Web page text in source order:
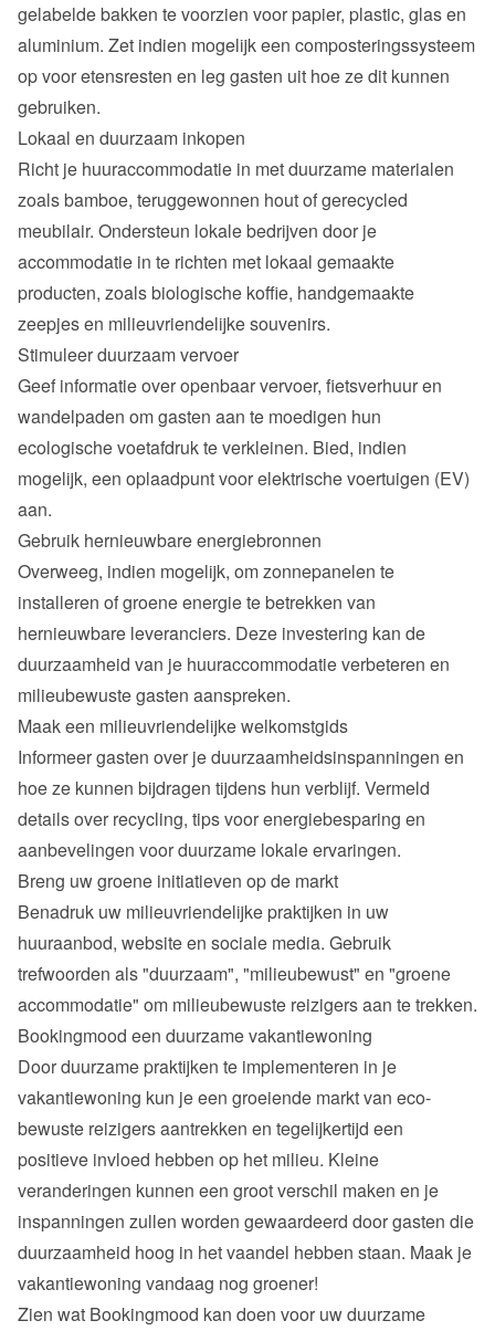
gelabelde bakken te voorzien voor papier, plastic, glas en
aluminium. Zet indien mogelijk een composteringssysteem
op voor etensresten en leg gasten uit hoe ze dit kunnen
gebruiken.
Lokaal en duurzaam inkopen
Richt je huuraccommodatie in met duurzame materialen
zoals bamboe, teruggewonnen hout of gerecycled
meubilair. Ondersteun lokale bedrijven door je
accommodatie in te richten met lokaal gemaakte
producten, zoals biologische koffie, handgemaakte
zeepjes en milieuvriendelijke souvenirs.
Stimuleer duurzaam vervoer
Geef informatie over openbaar vervoer, fietsverhuur en
wandelpaden om gasten aan te moedigen hun
ecologische voetafdruk te verkleinen. Bied, indien
mogelijk, een oplaadpunt voor elektrische voertuigen (EV)
aan.
Gebruik hernieuwbare energiebronnen
Overweeg, indien mogelijk, om zonnepanelen te
installeren of groene energie te betrekken van
hernieuwbare leveranciers. Deze investering kan de
duurzaamheid van je huuraccommodatie verbeteren en
milieubewuste gasten aanspreken.
Maak een milieuvriendelijke welkomstgids
Informeer gasten over je duurzaamheidsinspanningen en
hoe ze kunnen bijdragen tijdens hun verblijf. Vermeld
details over recycling, tips voor energiebesparing en
aanbevelingen voor duurzame lokale ervaringen.
Breng uw groene initiatieven op de markt
Benadruk uw milieuvriendelijke praktijken in uw
huuraanbod, website en sociale media. Gebruik
trefwoorden als "duurzaam", "milieubewust" en "groene
accommodatie" om milieubewuste reizigers aan te trekken.
Bookingmood een duurzame vakantiewoning
Door duurzame praktijken te implementeren in je
vakantiewoning kun je een groeiende markt van eco-
bewuste reizigers aantrekken en tegelijkertijd een
positieve invloed hebben op het milieu. Kleine
veranderingen kunnen een groot verschil maken en je
inspanningen zullen worden gewaardeerd door gasten die
duurzaamheid hoog in het vaandel hebben staan. Maak je
vakantiewoning vandaag nog groener!
Zien wat Bookingmood kan doen voor uw duurzame